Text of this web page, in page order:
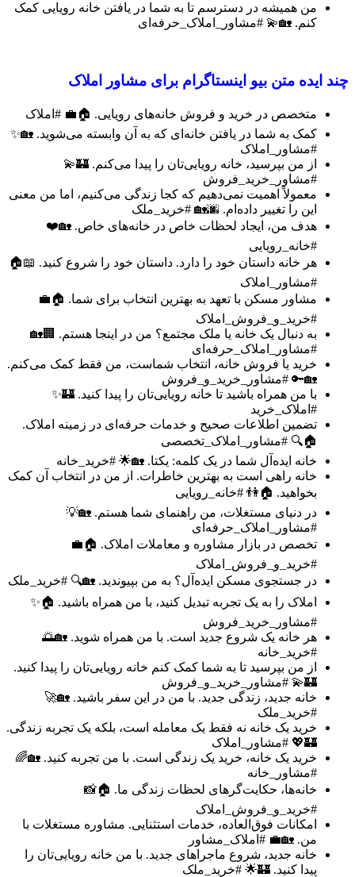
من همیشه در دسترسم تا به شما در یافتن خانه رویایی کمک
کنم. 🏡💫 #مشاور_املاک_حرفه‌ای
چند ایده متن بیو اینستاگرام برای مشاور املاک
متخصص در خرید و فروش خانه‌های رویایی. 🏠💼 #املاک
کمک به شما در یافتن خانه‌ای که به آن وابسته می‌شوید. 🏡✨
#مشاور_املاک
از من بپرسید، خانه رویایی‌تان را پیدا می‌کنم. 🏰💫
#مشاور_خرید_فروش
معمولاً اهمیت نمی‌دهیم که کجا زندگی می‌کنیم، اما من معنی
این را تغییر داده‌ام. 🌆🏡 #خرید_ملک
هدف من، ایجاد لحظات خاص در خانه‌های خاص. 🏡❤️
#خانه_رویایی
هر خانه داستان خود را دارد. داستان خود را شروع کنید. 📖🏠
#مشاور_املاک
مشاور مسکن با تعهد به بهترین انتخاب برای شما. 🏠💼
#خرید_و_فروش_املاک
به دنبال یک خانه یا ملک مجتمع؟ من در اینجا هستم. 🏢🏡
#مشاور_املاک_حرفه‌ای
خرید یا فروش خانه، انتخاب شماست، من فقط کمک می‌کنم.
🏡🔑 #مشاور_خرید_و_فروش
با من همراه باشید تا خانه رویایی‌تان را پیدا کنید. 🏰✨
#املاک_خرید
تضمین اطلاعات صحیح و خدمات حرفه‌ای در زمینه املاک.
🏠🔍 #مشاور_املاک_تخصصی
خانه ایده‌آل شما در یک کلمه: یکتا. 🏡🌟 #خرید_خانه
خانه راهی است به بهترین خاطرات. از من در انتخاب آن کمک
بخواهید. 🏠👫 #خانه_رویایی
در دنیای مستغلات، من راهنمای شما هستم. 🏡💡
#مشاور_املاک_حرفه‌ای
تخصص در بازار مشاوره و معاملات املاک. 🏠💼
#خرید_و_فروش_املاک
در جستجوی مسکن ایده‌آل؟ به من بپیوندید. 🏡🔍 #خرید_ملک
املاک را به یک تجربه تبدیل کنید، با من همراه باشید. 🏠✨
#مشاور_خرید_فروش
هر خانه یک شروع جدید است. با من همراه شوید. 🏡🌅
#خرید_خانه
از من بپرسید تا به شما کمک کنم خانه رویایی‌تان را پیدا کنید.
🏰💫 #مشاور_خرید_و_فروش
خانه جدید، زندگی جدید. با من در این سفر باشید. 🏡🚀
#خرید_ملک
خرید یک خانه نه فقط یک معامله است، بلکه یک تجربه زندگی.
🏰💖 #مشاور_املاک
خرید یک خانه، خرید یک زندگی است. با من تجربه کنید. 🏡🌈
#مشاور_خانه
خانه‌ها، حکایت‌گرهای لحظات زندگی ما. 🏠📸
#خرید_و_فروش_املاک
امکانات فوق‌العاده، خدمات استثنایی. مشاوره مستغلات با
من. 🏡💼 #املاک_مشاور
خانه جدید، شروع ماجراهای جدید. با من خانه رویایی‌تان را
پیدا کنید. 🏰🌟 #خرید_ملک